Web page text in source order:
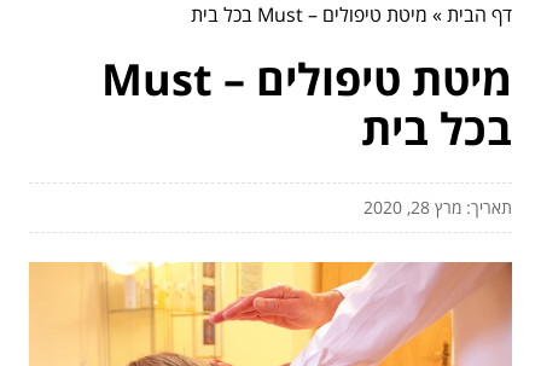
דף הבית» מיטת טיפולים – Must בכל בית
מיטת טיפולים – Must
בכל בית
תאריך: מרץ 28, 2020